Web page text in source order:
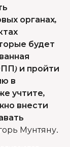
органах,
будет
и пройти
в
учтите,
внести
Мунтяну.